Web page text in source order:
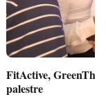
FitActive,
palestre